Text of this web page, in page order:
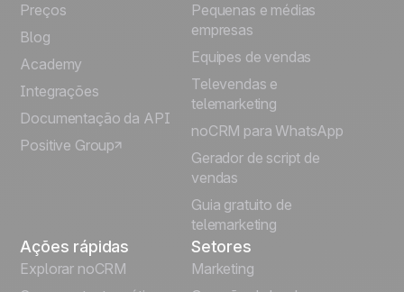
Français
Español
Italiano
Deutsch
Preços
Blog
Academy
Integrações
Documentação da API
Positive Group
Pequenas e médias
empresas
Equipes de vendas
Televendas e
telemarketing
noCRM para WhatsApp
Gerador de script de
vendas
Guia gratuito de
telemarketing
Ações rápidas
Explorar noCRM
Setores
Marketing